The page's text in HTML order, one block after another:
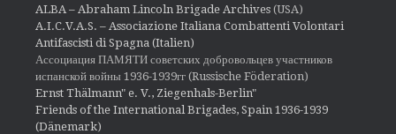
ALBA – Abraham Lincoln Brigade Archives (USA)
A.I.C.V.A.S. – Associazione Italiana Combattenti Volontari
Antifascisti di Spagna (Italien)
Ассоциация ПАМЯТИ советских добровольцев участников
испанской войны 1936-1939гг (Russische Föderation)
Ernst Thälmann" e. V., Ziegenhals-Berlin"
Friends of the International Brigades, Spain 1936-1939
(Dänemark)